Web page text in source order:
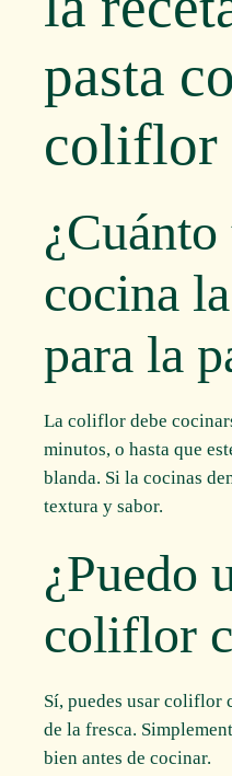
pasta
coliflor
cocina
para la
La coliflor debe
minutos, o hasta que
blanda. Si la cocinas
textura y sabor.
¿Puedo
coliflor
Sí, puedes usar coliflor
de la fresca.
bien antes de cocinar.